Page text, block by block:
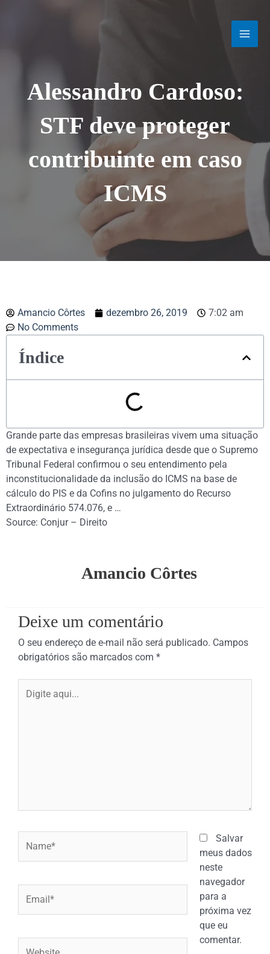
Alessandro Cardoso:
STF deve proteger
contribuinte em caso
ICMS
Amancio Côrtes dezembro 26, 2019
7:02 am
No Comments
Índice
Grande parte das empresas brasileiras vivem uma situação
de expectativa e insegurança jurídica desde que o Supremo
Tribunal Federal confirmou o seu entendimento pela
inconstitucionalidade da inclusão do ICMS na base de
cálculo do PIS e da Cofins no julgamento do Recurso
Extraordinário 574.076, e …
Source: Conjur – Direito
Amancio Côrtes
Deixe um comentário
O seu endereço de e-mail não será publicado. Campos
obrigatórios são marcados com *
aqui...
Salvar
meus dados
neste
navegador
para a
próxima vez
que eu
comentar.